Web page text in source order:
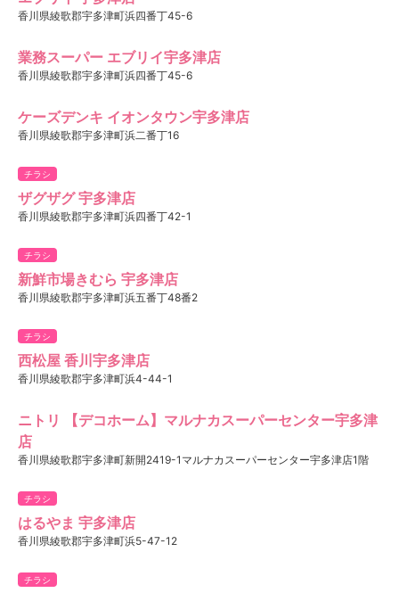
香川県綾歌郡宇多津町浜四番丁45-6
業務スーパー エブリイ宇多津店
香川県綾歌郡宇多津町浜四番丁45-6
ケーズデンキ イオンタウン宇多津店
香川県綾歌郡宇多津町浜二番丁16
チラシ
ザグザグ 宇多津店
香川県綾歌郡宇多津町浜四番丁42-1
チラシ
新鮮市場きむら 宇多津店
香川県綾歌郡宇多津町浜五番丁48番2
チラシ
西松屋 香川宇多津店
香川県綾歌郡宇多津町浜4-44-1
ニトリ 【デコホーム】マルナカスーパーセンター宇多津
店
香川県綾歌郡宇多津町新開2419-1マルナカスーパーセンター宇多津店1階
チラシ
はるやま 宇多津店
香川県綾歌郡宇多津町浜5-47-12
チラシ